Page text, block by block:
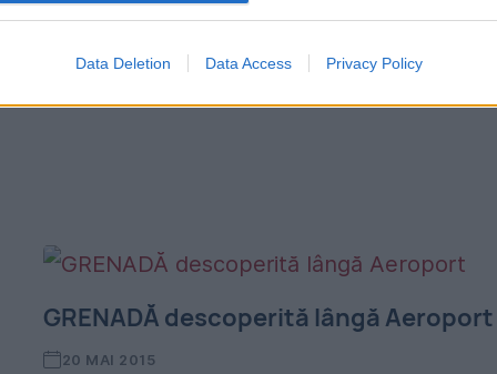
Data Deletion Data Access Privacy Policy
vizat. Procurori ai Parchetului de pe lângă
Tribunalul...
GRENADĂ descoperită lângă Aeroport
20 MAI 2015